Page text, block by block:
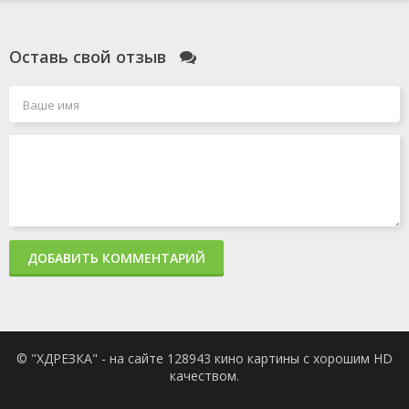
Оставь свой отзыв
ДОБАВИТЬ КОММЕНТАРИЙ
© "ХДРЕЗКА" - на сайте 128943 кино картины с хорошим HD
качеством.